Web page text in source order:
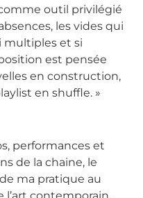
comme outil privilégié
les vides qui
multiples et si
est pensée
en construction,
en shuffle. »
performances et
de la chaine, le
ma pratique au